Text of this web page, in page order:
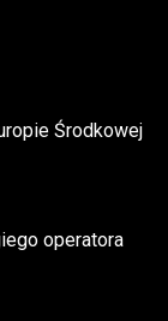
Środkowej
operatora